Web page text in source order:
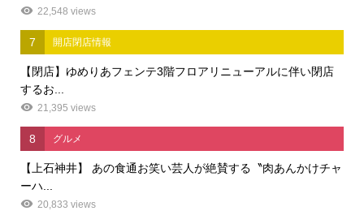
22,548 views
7 開店閉店情報
【閉店】ゆめりあフェンテ3階フロアリニューアルに伴い閉店
するお...
21,395 views
8 グルメ
【上石神井】 あの食通お笑い芸人が絶賛する〝肉あんかけチャ
ーハ...
20,833 views